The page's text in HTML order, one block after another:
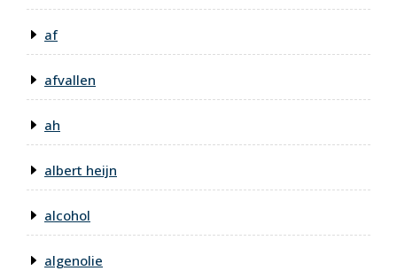
af
afvallen
ah
albert heijn
alcohol
algenolie